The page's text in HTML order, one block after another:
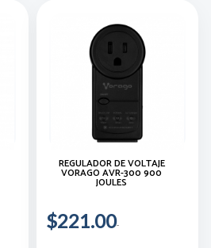
REGULADOR DE VOLTAJE
VORAGO AVR-300 900
JOULES
$221.00